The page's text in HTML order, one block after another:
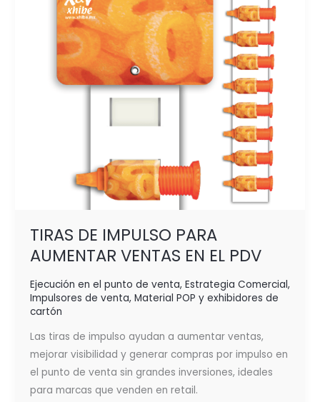
TIRAS DE IMPULSO PARA
AUMENTAR VENTAS EN EL PDV
Ejecución en el punto de venta, Estrategia Comercial,
Impulsores de venta, Material POP y exhibidores de
cartón
Las tiras de impulso ayudan a aumentar ventas,
mejorar visibilidad y generar compras por impulso en
el punto de venta sin grandes inversiones, ideales
para marcas que venden en retail.